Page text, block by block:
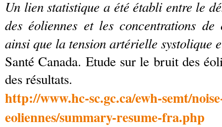
Un lien statistique a été établi entre le
des éoliennes et les concentrations
ainsi que la tension artérielle systolique
Santé Canada. Etude sur le bruit des
des résultats.
http://www.hc-sc.gc.ca/ewh-semt/
eoliennes/summary-resume-fra.php